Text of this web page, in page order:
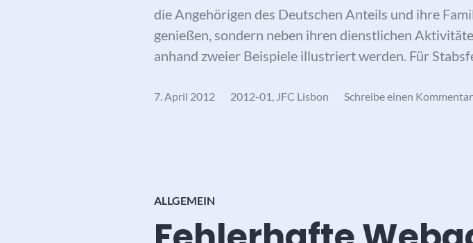
die Angehörigen des Deutschen Anteils und ihre
genießen, sondern neben ihren dienstlichen
anhand zweier Beispiele illustriert werden. Für
7. April 2012 2012-01, JFC Lisbon Schreibe einen Kommentar
ALLGEMEIN